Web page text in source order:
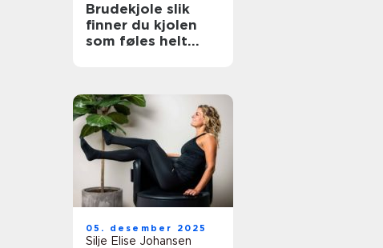
Brudekjole slik
finner du kjolen
som føles helt
05. desember 2025
Silje Elise Johansen